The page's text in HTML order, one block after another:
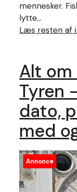
mennesker.
lytte…
Læs resten af
Alt
Tyren
dato,
med
Annonce